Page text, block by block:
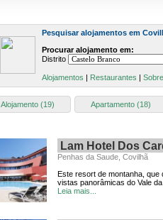
Pesquisar alojamentos em
Procurar alojamento em:
Distrito
Alojamentos | Restaurantes |
Alojamento (19) Apartamento (18)
Lam Hotel Dos
Penhas da Saude, Covilhã
Este resort de montanha,
vistas panorâmicas do Vale da
Leia mais...